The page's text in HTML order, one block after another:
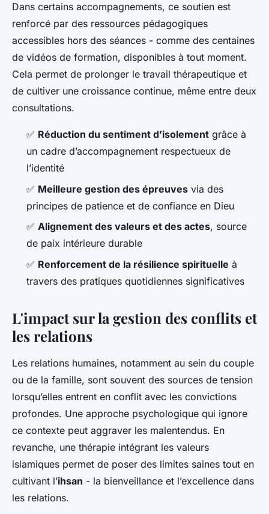
Dans certains accompagnements, ce soutien est
renforcé par des ressources pédagogiques
accessibles hors des séances - comme des centaines
de vidéos de formation, disponibles à tout moment.
Cela permet de prolonger le travail thérapeutique et
de cultiver une croissance continue, même entre deux
consultations.
✅ Réduction du sentiment d’isolement grâce à
un cadre d’accompagnement respectueux de
l’identité
✅ Meilleure gestion des épreuves via des
principes de patience et de confiance en Dieu
✅ Alignement des valeurs et des actes, source
de paix intérieure durable
✅ Renforcement de la résilience spirituelle à
travers des pratiques quotidiennes significatives
L'impact sur la gestion des conflits et
les relations
Les relations humaines, notamment au sein du couple
ou de la famille, sont souvent des sources de tension
lorsqu’elles entrent en conflit avec les convictions
profondes. Une approche psychologique qui ignore
ce contexte peut aggraver les malentendus. En
revanche, une thérapie intégrant les valeurs
islamiques permet de poser des limites saines tout en
cultivant l’ihsan - la bienveillance et l’excellence dans
les relations.